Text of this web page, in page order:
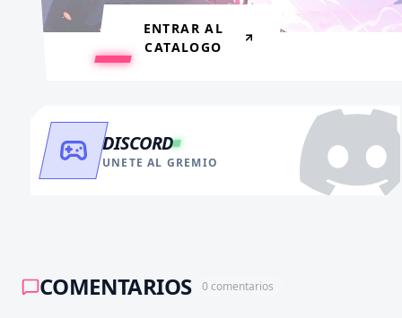
ENTRAR AL
CATALOGO
DISCORD
UNETE AL GREMIO
COMENTARIOS 0 comentarios